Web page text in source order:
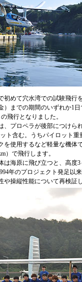
めて穴水湾での試験飛行
）までの期間のいずれか1
飛行となりました。
、プロペラが後部につけ
ト含む。うちパイロット
使用するなど軽量な機体
）で飛行します。
は海原に飛び立つと、高度
年のプロジェクト発足以
操縦性能について再検証